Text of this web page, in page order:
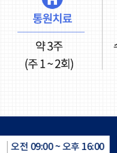
오후 13:00 ~ 오후 14:00